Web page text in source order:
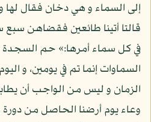
إلى السماء و هي دخان فقال لها
قالتا أتينا طائعين فقضاهن
السماوات إنما تم في يومين، و
الزمان و ليس من الواجب أن
وعاء يوم أرضنا الحاصل من